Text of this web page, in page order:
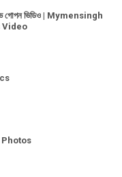
গোপন ভিডিও | Mymensingh
Video